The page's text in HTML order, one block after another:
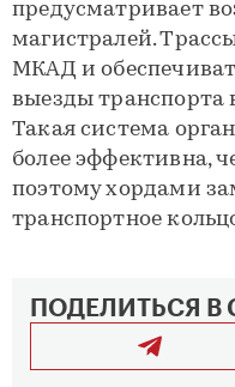
предусматривает
магистралей.
МКАД и
выезды транспорта
Такая система
более эффективна,
поэтому хордами
транспортное
ПОДЕЛИТЬСЯ